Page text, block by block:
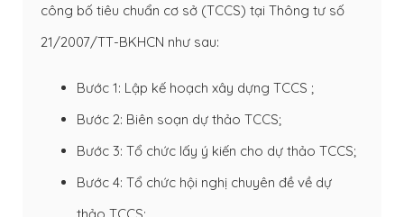
công bố tiêu chuẩn cơ sở (TCCS) tại Thông tư số
21/2007/TT-BKHCN như sau:
Bước 1: Lập kế hoạch xây dựng TCCS ;
Bước 2: Biên soạn dự thảo TCCS;
Bước 3: Tổ chức lấy ý kiến cho dự thảo TCCS;
Bước 4: Tổ chức hội nghị chuyên đề về dự